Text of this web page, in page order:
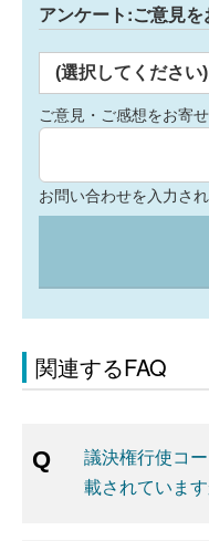
アンケート:ご意見
(選択してください)
ご意見・ご感想をお寄
お問い合わせを入力さ
関連するFAQ
議決権行使コ
載されていま